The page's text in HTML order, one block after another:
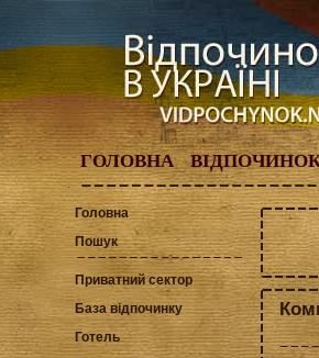
ГОЛОВНА
Головна
Пошук
Приватний сектор
База відпочинку
Готель